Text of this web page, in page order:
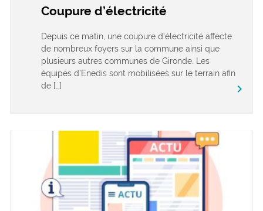
Coupure d’électricité
Depuis ce matin, une coupure d’électricité affecte
de nombreux foyers sur la commune ainsi que
plusieurs autres communes de Gironde. Les
équipes d’Enedis sont mobilisées sur le terrain afin
de […]
keyboard_arrow_right